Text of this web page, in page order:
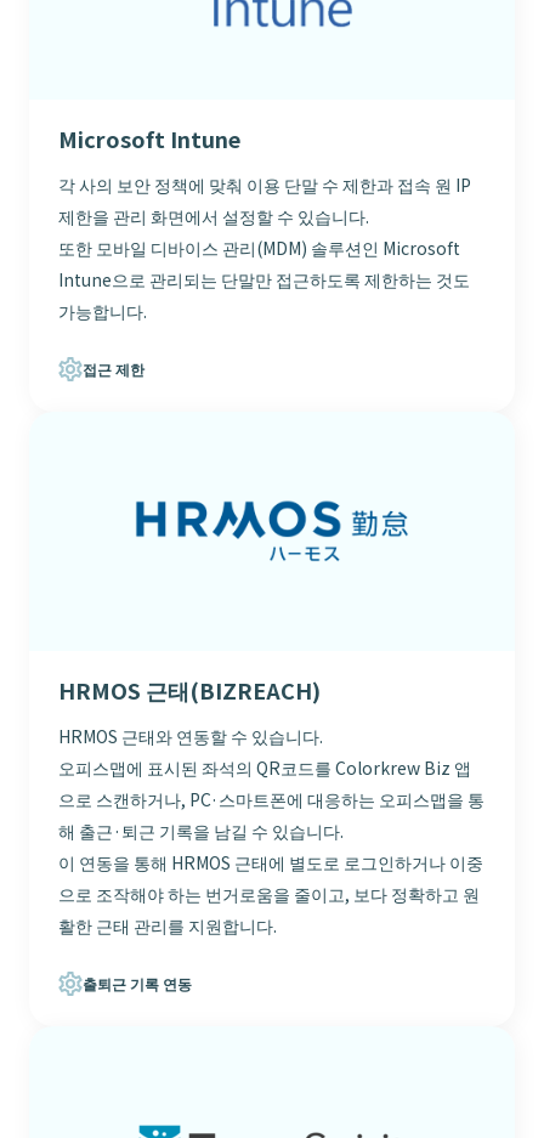
Microsoft Intune
각 사의 보안 정책에 맞춰 이용 단말 수 제한과 접속 원 IP
제한을 관리 화면에서 설정할 수 있습니다.
또한 모바일 디바이스 관리(MDM) 솔루션인 Microsoft
Intune으로 관리되는 단말만 접근하도록 제한하는 것도
가능합니다.
접근 제한
HRMOS 근태(BIZREACH)
HRMOS 근태와 연동할 수 있습니다.
오피스맵에 표시된 좌석의 QR코드를 Colorkrew Biz 앱
으로 스캔하거나, PC·스마트폰에 대응하는 오피스맵을 통
해 출근·퇴근 기록을 남길 수 있습니다.
이 연동을 통해 HRMOS 근태에 별도로 로그인하거나 이중
으로 조작해야 하는 번거로움을 줄이고, 보다 정확하고 원
활한 근태 관리를 지원합니다.
출퇴근 기록 연동